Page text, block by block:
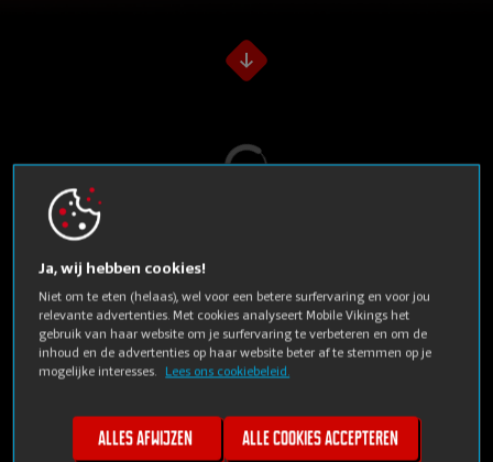
Mobile Vikings
uitgelicht
Gegarandeerd topkwaliteit aan
Ja, wij hebben cookies!
Niet om te eten (helaas), wel voor een betere surfervaring en voor jou
relevante advertenties. Met cookies analyseert Mobile Vikings het
gebruik van haar website om je surfervaring te verbeteren en om de
inhoud en de advertenties op haar website beter af te stemmen op je
mogelijke interesses.
Lees ons cookiebeleid.
Alles afwijzen Alle cookies accepteren